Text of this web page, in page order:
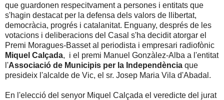
que guardonen respecitvament a persones i entitats que
s'hagin destacat per la defensa dels valors de llibertat,
democràcia, progrés i catalanitat. Enguany, després de les
votacions i deliberacions del Casal s'ha decidit atorgar el
Premi Moragues-Basset al periodista i empresari radiofònic
Miquel Calçada, i el premi Manuel Gonzàlez-Alba a l'entitat
l'Associació de Municipis per la Independència que
presideix l'alcalde de Vic, el sr. Josep Maria Vila d'Abadal.
En l'elecció del senyor Miquel Calçada el veredicte del jurat